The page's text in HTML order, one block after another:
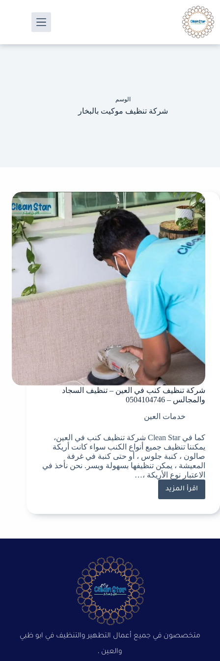
الوسم
شركة تنظيف موكيت بالبخار
شركة تنظيف كنب في العين – تنظيف السجاد
والمجالس – 0504104746
خدمات العين
كما في Clean Star شركة تنظيف كنب في العين،
يمكننا تنظيف جميع أنواع الكنب سواء كانت أريكة
صالون ، كنبة جلوس ، أو حتى كنبة في غرفة
المعيشة ، يمكن تنظيفها بسهولة ويسر. نحن نأخذ في
الاعتبار نوع الأريكة ،…
اقرأ المزيد
متخصصون في جميع أعمال التطهير والتنظيف في ابو ظبي
والعين ،